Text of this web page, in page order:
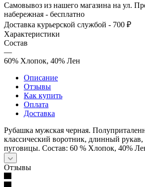
Самовывоз из нашего магазина на ул.
набережная - бесплатно
Доставка курьерской службой - 700 ₽
Характеристики
Состав
—
60% Хлопок, 40% Лен
Описание
Отзывы
Как купить
Оплата
Доставка
Рубашка мужская черная.
классический воротник, длинный
пуговицы. Состав: 60 % Хлопок, 40%
Отзывы